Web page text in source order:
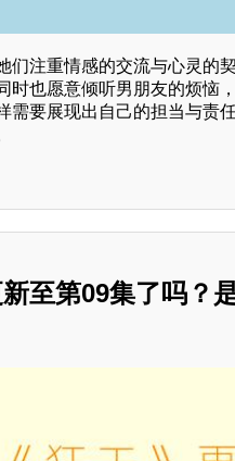
们注重情感的交流与心灵的
也愿意倾听男朋友的烦恼
需要展现出自己的担当与责
至第09集了吗？